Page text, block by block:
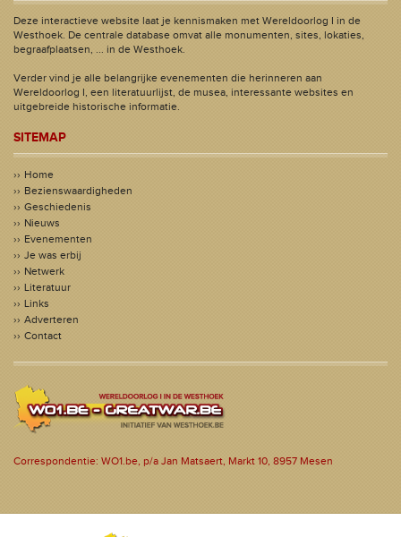
Deze interactieve website laat je kennismaken met Wereldoorlog I in de
Westhoek. De centrale database omvat alle monumenten, sites, lokaties,
begraafplaatsen, ... in de Westhoek.
Verder vind je alle belangrijke evenementen die herinneren aan
Wereldoorlog I, een literatuurlijst, de musea, interessante websites en
uitgebreide historische informatie.
SITEMAP
Home
Bezienswaardigheden
Geschiedenis
Nieuws
Evenementen
Je was erbij
Netwerk
Literatuur
Links
Adverteren
Contact
Correspondentie: WO1.be, p/a Jan Matsaert, Markt 10, 8957 Mesen